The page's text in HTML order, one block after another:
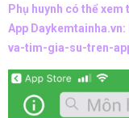
Phụ huynh có thể
App Daykemtainha.vn:
va-tim-gia-su-tren-